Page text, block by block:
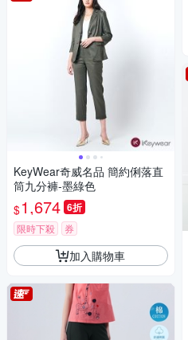
KeyWear奇威名品 簡約俐落直
筒九分褲-墨綠色
$1,674 6折
限時下殺 券
加入購物車